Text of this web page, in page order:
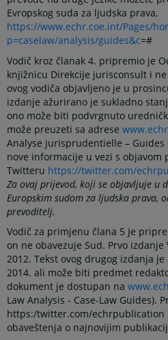
Evropskog suda za ljudska prava,
https://www.echr.coe.int/Pages/
p=caselaw/analysis/guides&c=#
Vodič kroz članak 4. pripremio je
knjižnicu Direkcije jurisconsult i
ovog vodiča objavljeno je u
izdanje ažurirano je sukladno
ono može biti podvrgnuto
može preuzeti sa adrese
Analyse jurisprudentielle –
nove informacije u vezi s objavom
Twitteru https://twitter.com/
Za ovaj prijevod, koji se objavljuje u
Europskim sudom za ljudska prava,
prevoditelj.
Vodič za primjenu člana 5 je
on ne obavezuje Sud. Prvo
2012. Tekst ovog drugog izdanja
2014. ali može biti predmet
dokument je dostupan na
Law Analysis - Case-Law Guides).
https:/twitter.com/echrpublication
obaveštenja o najnovijim